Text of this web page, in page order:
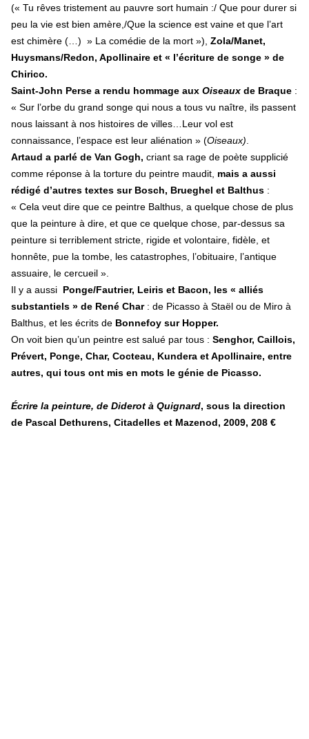
(« Tu rêves tristement au pauvre sort humain :/ Que pour durer si
peu la vie est bien amère,/Que la science est vaine et que l’art
est chimère (…) » La comédie de la mort »), Zola/Manet,
Huysmans/Redon, Apollinaire et « l’écriture de songe » de
Chirico.
Saint-John Perse a rendu hommage aux Oiseaux de Braque :
« Sur l’orbe du grand songe qui nous a tous vu naître, ils passent
nous laissant à nos histoires de villes…Leur vol est
connaissance, l’espace est leur aliénation » (Oiseaux)
Artaud a parlé de Van Gogh, criant sa rage de poète supplicié
comme réponse à la torture du peintre maudit, mais a aussi
rédigé d’autres textes sur Bosch, Brueghel et Balthus :
« Cela veut dire que ce peintre Balthus, a quelque chose de plus
que la peinture à dire, et que ce quelque chose, par-dessus sa
peinture si terriblement stricte, rigide et volontaire, fidèle, et
honnête, pue la tombe, les catastrophes, l’obituaire, l’antique
assuaire, le cercueil ».
Il y a aussi Ponge/Fautrier, Leiris et Bacon, les « alliés
substantiels » de René Char : de Picasso à Staël ou de Miro à
Balthus, et les écrits de Bonnefoy sur Hopper.
On voit bien qu’un peintre est salué par tous : Senghor, Caillois,
Prévert, Ponge, Char, Cocteau, Kundera et Apollinaire, entre
autres, qui tous ont mis en mots le génie de Picasso.
Écrire la peinture, de Diderot à Quignard, sous la direction
de Pascal Dethurens, Citadelles et Mazenod, 2009, 208 €